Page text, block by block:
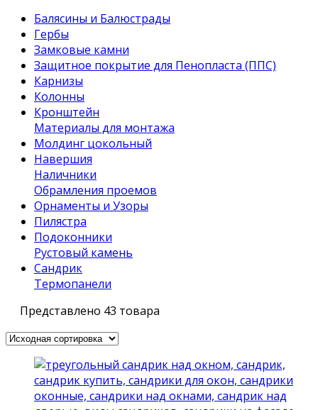
Балясины и Балюстрады
Гербы
Замковые камни
Защитное покрытие для Пенопласта (ППС)
Карнизы
Колонны
Кронштейн
Материалы для монтажа
Молдинг цокольный
Навершия
Наличники
Обрамления проемов
Орнаменты и Узоры
Пилястра
Подоконники
Рустовый камень
Сандрик
Термопанели
Представлено 43 товара